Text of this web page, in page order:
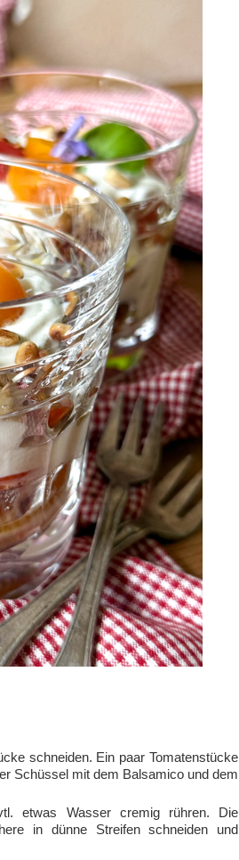
schneiden. Ein paar Tomatenstücke
Schüssel mit dem Balsamico und dem
etwas Wasser cremig rühren. Die
in dünne Streifen schneiden und